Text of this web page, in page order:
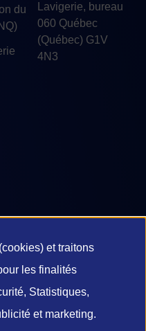
du
Lavigerie, bureau
060 Québec
(Québec) G1V
4N3
et traitons
les finalités
Statistiques,
et marketing.